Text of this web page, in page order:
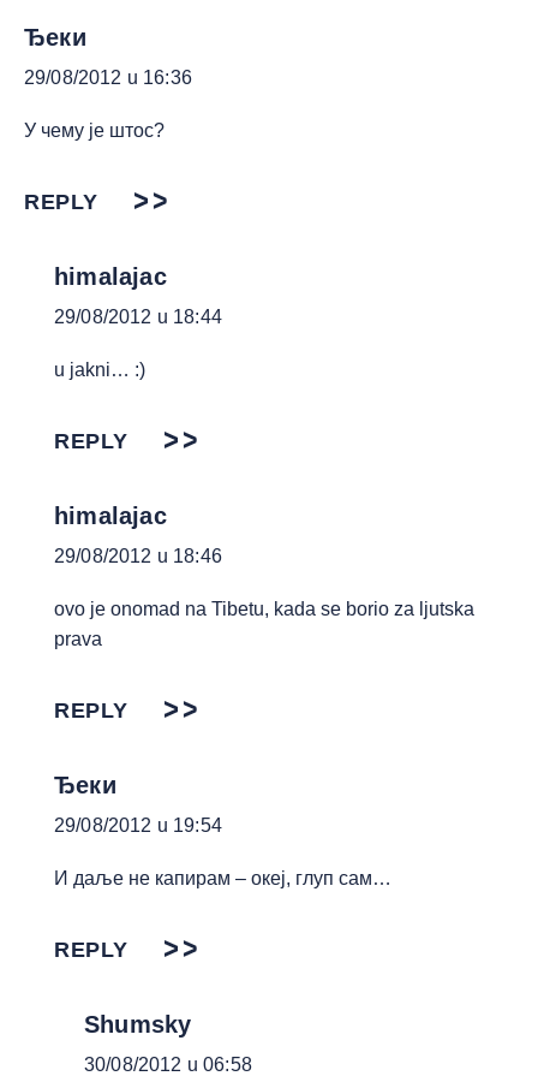
Ђеки
29/08/2012 u 16:36
У чему је штос?
REPLY
himalajac
29/08/2012 u 18:44
u jakni… :)
REPLY
himalajac
29/08/2012 u 18:46
ovo je onomad na Tibetu, kada se borio za ljutska
prava
REPLY
Ђеки
29/08/2012 u 19:54
И даље не капирам – океј, глуп сам…
REPLY
Shumsky
30/08/2012 u 06:58